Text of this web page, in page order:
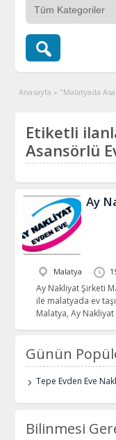
Anasayfa » "Malatyada
Etiketli
Asansörlü
Ay
Malatya
Ay Nakliyat Şirketi
ile malatyada ev
Malatya, Ay
Günün
Tepe Evden Eve
Bilinmesi